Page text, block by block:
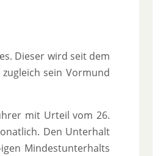
Dieser wird seit dem
sein Vormund
mit Urteil vom 26.
Den Unterhalt
Mindestunterhalts